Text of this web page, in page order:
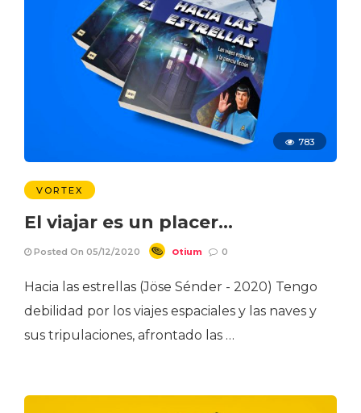
783
VORTEX
El viajar es un placer…
Posted On 05/12/2020 Otium 0
Hacia las estrellas (Jöse Sénder - 2020) Tengo
debilidad por los viajes espaciales y las naves y
sus tripulaciones, afrontado las …